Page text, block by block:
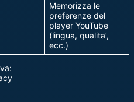
Memorizza le
preferenze del
player YouTube
(lingua, qualita’,
ecc.)